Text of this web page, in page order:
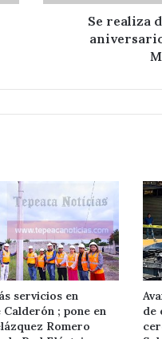
RevoluciónSe realiza
servicios en
Calderón ; pone en
Romero
de
Pone
en
un